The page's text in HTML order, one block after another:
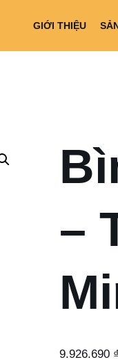
GIỚI THIỆU
–
9.926.690 ₫